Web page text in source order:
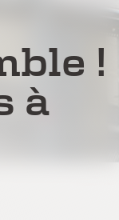
!
à